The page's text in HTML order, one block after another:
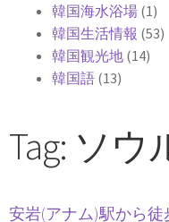
韓国海水浴場 (1)
韓国生活情報 (53)
韓国観光地 (14)
韓国語 (13)
Tag: ソ
安岩(アナム)駅から徒